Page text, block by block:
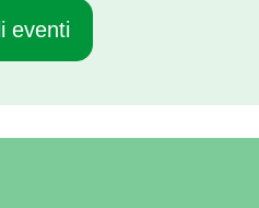
eventi